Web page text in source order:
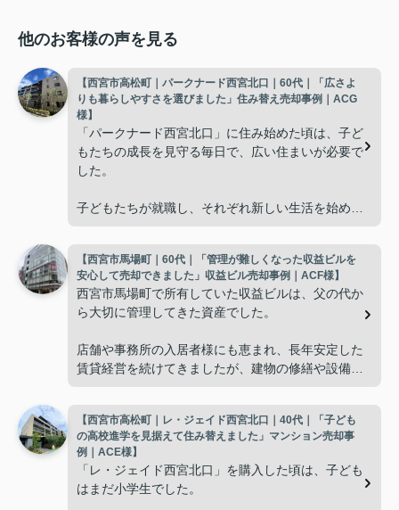
他のお客様の声を見る
【西宮市高松町｜パークナード西宮北口｜60代｜「広さよ
りも暮らしやすさを選びました」住み替え売却事例｜ACG
様】
「パークナード西宮北口」に住み始めた頃は、子ど
もたちの成長を見守る毎日で、広い住まいが必要で
した。
子どもたちが就職し、それぞれ新しい生活を始める
使わない部屋が増え、
「今の私たちには少し広すぎるね。」
掃除や管理の負担も考え、夫婦二人にちょうど良い
インフィニティエステートさんへ相談すると、「パ
ークナード西宮北口」の査定だけでなく、住み替え
先とのスケジュールや資金計画まで丁寧にサポート
してくださいました。
【西宮市馬場町｜60代｜「管理が難しくなった収益ビルを
安心して売却できました」収益ビル売却事例｜ACF様】
西宮市馬場町で所有していた収益ビルは、父の代か
ら大切に管理してきた資産でした。
店舗や事務所の入居者様にも恵まれ、長年安定した
賃貸経営を続けてきましたが、建物の修繕や設備更
子どもたちはそれぞれ別の仕事に就いており、
「将来、このビルの管理を任せるのは難しいかもし
れない。」
【西宮市高松町｜レ・ジェイド西宮北口｜40代｜「子ども
の高校進学を見据えて住み替えました」マンション売却事
例｜ACE様】
「レ・ジェイド西宮北口」を購入した頃は、子ども
はまだ小学生でした。